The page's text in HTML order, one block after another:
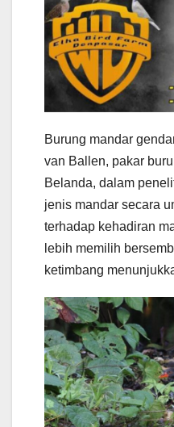
Burung mandar
van Ballen, pakar
Belanda, dalam
jenis mandar secara
terhadap kehadiran
lebih memilih
ketimbang